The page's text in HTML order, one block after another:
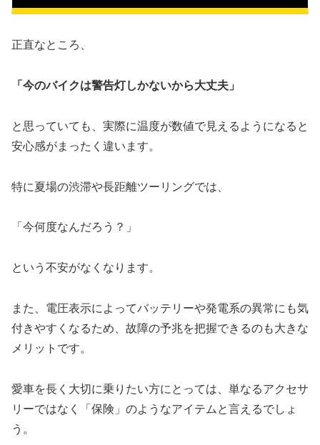
正直なところ、
「今のバイクは警告灯しかないから大丈夫」
と思っていても、実際に温度が数値で見えるようになると
安心感がまったく違います。
特に夏場の渋滞や長距離ツーリングでは、
「今何度なんだろう？」
という不安がなくなります。
また、電圧表示によってバッテリーや発電系の異常にも気
付きやすくなるため、故障の予兆を把握できるのも大きな
メリットです。
愛車を長く大切に乗りたい方にとっては、単なるアクセサ
リーではなく「保険」のようなアイテムと言えるでしょ
う。